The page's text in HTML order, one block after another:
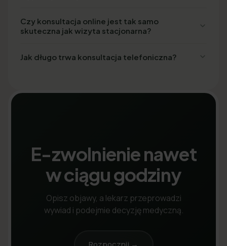
Czy konsultacja online jest tak samo
skuteczna jak wizyta stacjonarna?
Jak długo trwa konsultacja telefoniczna?
E-zwolnienie nawet
w ciągu godziny
Opisz objawy, a lekarz przeprowadzi
wywiad i podejmie decyzję medyczną.